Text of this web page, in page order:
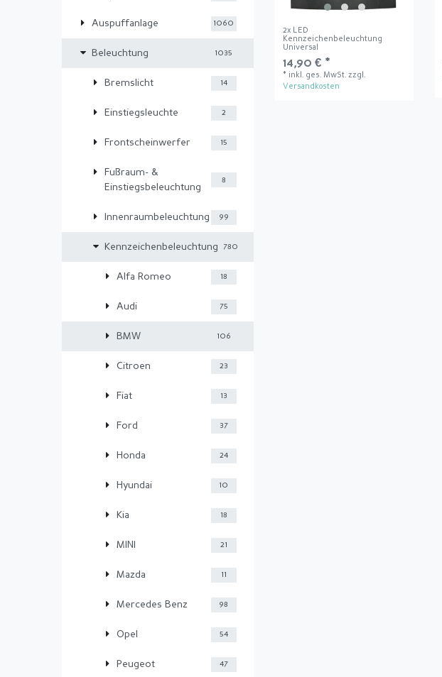
Auspuffanlage 1060
Beleuchtung 1035
Bremslicht 14
Einstiegsleuchte 2
Frontscheinwerfer 15
Fußraum- &
Einstiegsbeleuchtung
8
Innenraumbeleuchtung 99
Kennzeichenbeleuchtung 780
Alfa Romeo 18
Audi 75
BMW 106
Citroen 23
Fiat 13
Ford 37
Honda 24
Hyundai 10
Kia 18
MINI 21
Mazda 11
Mercedes Benz 98
Opel 54
Peugeot 47
2x LED
Kennzeichenbeleuchtung
Universal
14,90 € *
* inkl. ges. MwSt. zzgl.
Versandkosten